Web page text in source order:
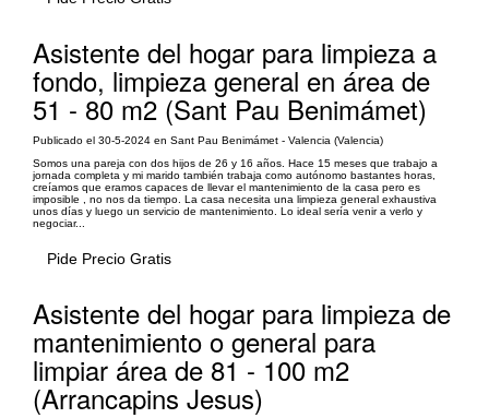
Asistente del hogar para limpieza a
fondo, limpieza general en área de
51 - 80 m2 (Sant Pau Benimámet)
Publicado el 30-5-2024 en Sant Pau Benimámet - Valencia (Valencia)
Somos una pareja con dos hijos de 26 y 16 años. Hace 15 meses que trabajo a
jornada completa y mi marido también trabaja como autónomo bastantes horas,
creíamos que eramos capaces de llevar el mantenimiento de la casa pero es
imposible , no nos da tiempo. La casa necesita una limpieza general exhaustiva
unos días y luego un servicio de mantenimiento. Lo ideal sería venir a verlo y
negociar...
Pide Precio Gratis
Asistente del hogar para limpieza de
mantenimiento o general para
limpiar área de 81 - 100 m2
(Arrancapins Jesus)